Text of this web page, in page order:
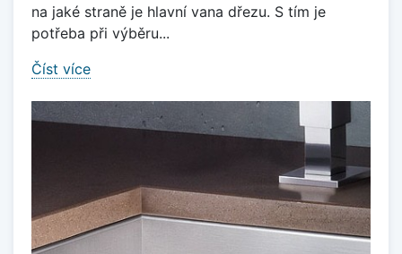
na jaké straně je hlavní vana dřezu. S tím je
potřeba při výběru...
Číst více